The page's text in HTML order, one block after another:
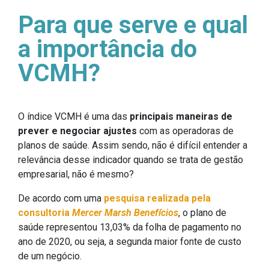
Para que serve e qual
a importância do
VCMH?
O índice VCMH é uma das principais maneiras de
prever e negociar ajustes com as operadoras de
planos de saúde. Assim sendo, não é difícil entender a
relevância desse indicador quando se trata de gestão
empresarial, não é mesmo?
De acordo com uma pesquisa realizada pela
consultoria Mercer Marsh Benefícios, o plano de
saúde representou 13,03% da folha de pagamento no
ano de 2020, ou seja, a segunda maior fonte de custo
de um negócio.